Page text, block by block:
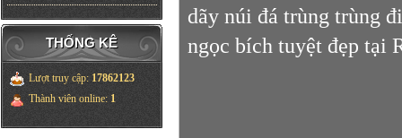
THỐNG KÊ
Lượt truy cập: 17862123
Thành viên online: 1
dãy núi đá trùng trùng
ngọc bích tuyệt đẹp tại